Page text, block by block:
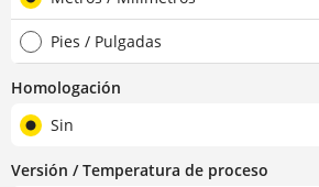
Pies / Pulgadas
Homologación
Sin
Versión / Temperatura de proceso